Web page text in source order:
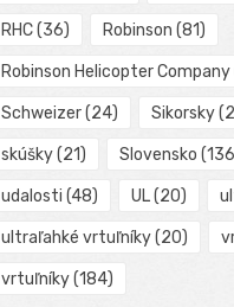
RHC(36) Robinson (81)
Robinson Helicopter Company
Schweizer(24) Sikorsky
skúšky(21) Slovensko
udalosti (48) UL(20)
ultraľahké vrtuľníky(20)
vrtuľníky(184)